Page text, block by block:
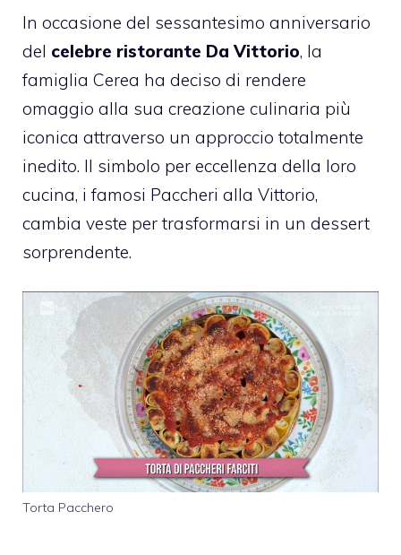
In occasione del sessantesimo anniversario
del celebre ristorante Da Vittorio, la
famiglia Cerea ha deciso di rendere
omaggio alla sua creazione culinaria più
iconica attraverso un approccio totalmente
inedito. Il simbolo per eccellenza della loro
cucina, i famosi Paccheri alla Vittorio,
cambia veste per trasformarsi in un dessert
sorprendente.
Torta Pacchero